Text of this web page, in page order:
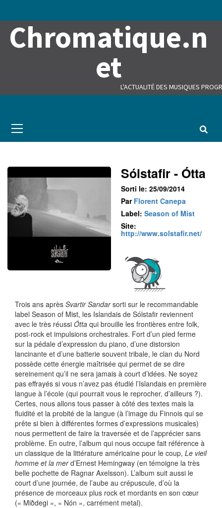
Chromatique.n
et
L'ACTUALITÉ DES MUSIQUES
Menu
Sólstafir - Ótta
Sorti le: 25/09/2014
Par Florent Canepa
Label: Season of Mist
Site:
http://www.solstafir.net/
Trois ans après Svartir Sandarsorti sur le recommandable
label Season of Mist, les Islandais de Sólstafir reviennent
avec le très réussi Ótta qui brouille les frontières entre folk,
post-rock et impulsions orchestrales. Fort d’un pied ferme
sur la pédale d’expression du piano, d’une distorsion
lancinante et d’une batterie souvent tribale, le clan du Nord
possède cette énergie maîtrisée qui permet de se dire
sereinement qu’il ne sera jamais à court d’idées. Ne soyez
pas effrayés si vous n’avez pas étudié l’Islandais en première
langue à l’école (qui pourrait vous le reprocher, d’ailleurs ?).
Certes, nous allons tous passer à côté des textes mais la
fluidité et la probité de la langue (à l’image du Finnois qui se
prête si bien à différentes formes d’expressions musicales)
nous permettent de faire la traversée et de l’apprécier sans
problème. En outre, l’album qui nous occupe fait référence à
un classique de la littérature américaine pour le coup, Le vieil
homme et la merd’Ernest Hemingway (en témoigne la très
belle pochette de Ragnar Axelsson). L’album suit aussi le
court d’une journée, de l’aube au crépuscule, d’où la
présence de morceaux plus rock et mordants en son cœur
(« Miðdegi », « Nón », carrément metal).